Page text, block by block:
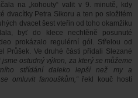
na „kohouty“ valit v 9. minutě, kdy
dvacítky Petra Sikoru a ten po složitém
dvacet šest vteřin od toho okamžiku
byť do klece nechtěně posunuté
prokázalo regulérní gól. Střelou od
Průšek. Ve druhé části přidali Slezané
jsme ostudný výkon, za který se můžeme
střídání daleko lepší než my a
omluvit fanouškům,“řekl kouč hostí